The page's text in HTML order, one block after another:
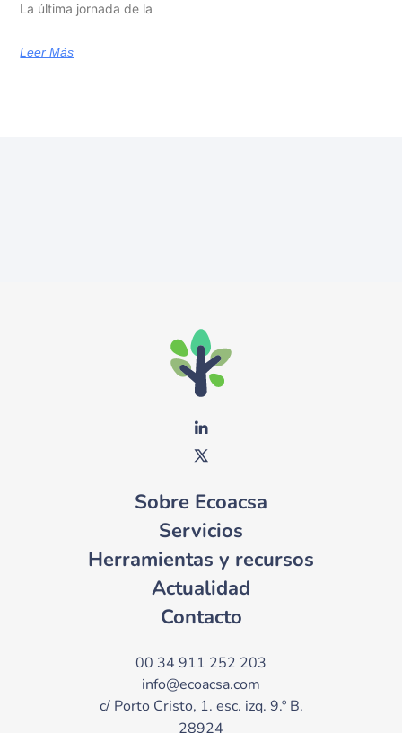
La última jornada de la
Leer Más
Sobre Ecoacsa
Servicios
Herramientas y recursos
Actualidad
Contacto
00 34 911 252 203
info@ecoacsa.com
c/ Porto Cristo, 1. esc. izq. 9.º B.
28924